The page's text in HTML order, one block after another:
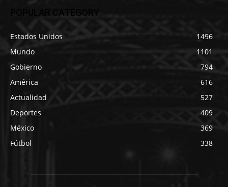
POPULAR CATEGORY
Estados Unidos
1496
Mundo
1101
Gobierno
794
América
616
Actualidad
527
Deportes
409
México
369
Fútbol
338